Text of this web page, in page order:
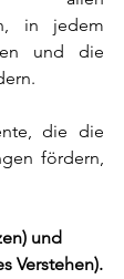
in jedem
und die
die die
fördern,
und